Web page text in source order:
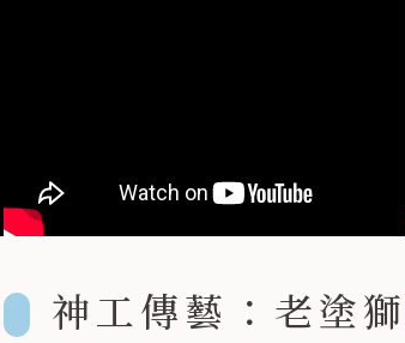
神工傳藝：老塗獅